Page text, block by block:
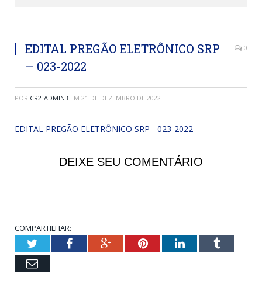
EDITAL PREGÃO ELETRÔNICO SRP
– 023-2022
0
POR CR2-ADMIN3 EM 21 DE DEZEMBRO DE 2022
EDITAL PREGÃO ELETRÔNICO SRP - 023-2022
DEIXE SEU COMENTÁRIO
COMPARTILHAR:
TwitterFacebookGoogle+PinterestLinkedInTumblr
Email